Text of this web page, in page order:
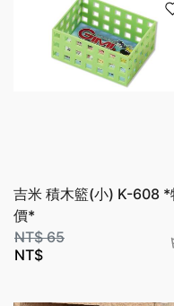
吉米 積木籃(小) K-608 *
價*
NT$65
NT$